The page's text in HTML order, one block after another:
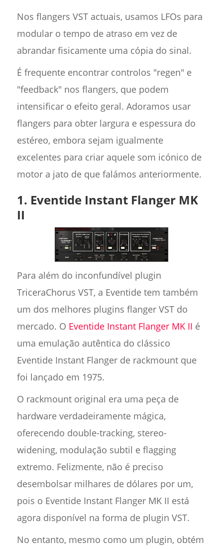
Nos flangers VST actuais, usamos LFOs para
modular o tempo de atraso em vez de
abrandar fisicamente uma cópia do sinal.
É frequente encontrar controlos "regen" e
"feedback" nos flangers, que podem
intensificar o efeito geral. Adoramos usar
flangers para obter largura e espessura do
estéreo, embora sejam igualmente
excelentes para criar aquele som icónico de
motor a jato de que falámos anteriormente.
1. Eventide Instant Flanger MK
II
Para além do inconfundível plugin
TriceraChorus VST, a Eventide tem também
um dos melhores plugins flanger VST do
mercado. O Eventide Instant Flanger MK II é
uma emulação autêntica do clássico
Eventide Instant Flanger de rackmount que
foi lançado em 1975.
O rackmount original era uma peça de
hardware verdadeiramente mágica,
oferecendo double-tracking, stereo-
widening, modulação subtil e flagging
extremo. Felizmente, não é preciso
desembolsar milhares de dólares por um,
pois o Eventide Instant Flanger MK II está
agora disponível na forma de plugin VST.
No entanto, mesmo como um plugin, obtém